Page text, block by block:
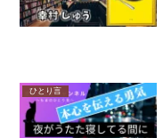
ひとり言